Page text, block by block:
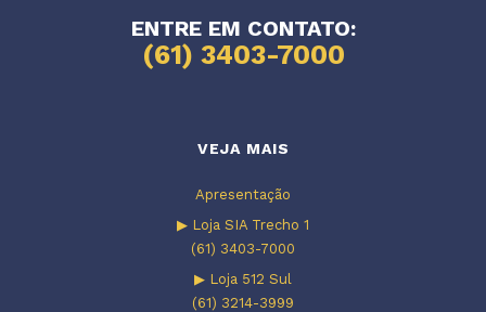
ENTRE EM CONTATO:
(61) 3403-7000
VEJA MAIS
Apresentação
▶ Loja SIA Trecho 1
(61) 3403-7000
▶ Loja 512 Sul
(61) 3214-3999